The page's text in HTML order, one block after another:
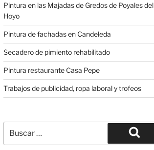
Pintura en las Majadas de Gredos de Poyales del
Hoyo
Pintura de fachadas en Candeleda
Secadero de pimiento rehabilitado
Pintura restaurante Casa Pepe
Trabajos de publicidad, ropa laboral y trofeos
por:
Buscar